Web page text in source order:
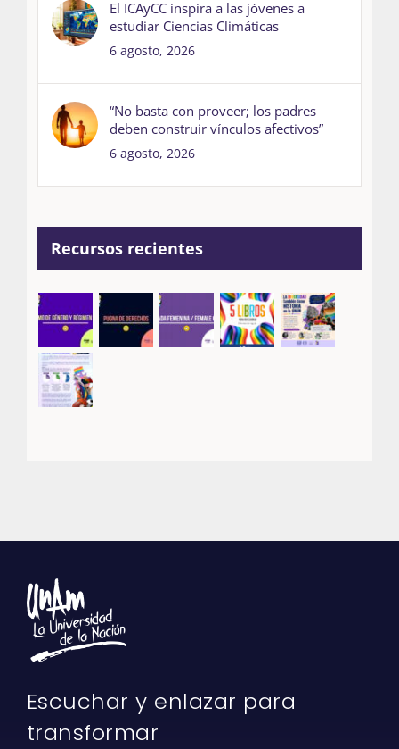
El ICAyCC inspira a las jóvenes a
estudiar Ciencias Climáticas
6 agosto, 2026
“No basta con proveer; los padres
deben construir vínculos afectivos”
6 agosto, 2026
Recursos recientes
Escuchar y enlazar para
transformar